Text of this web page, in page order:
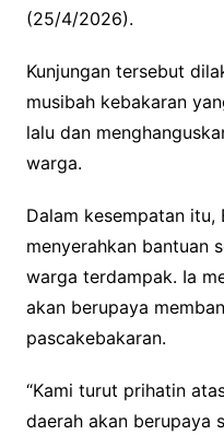
(25/4/2026).
Kunjungan tersebut
musibah kebakaran
lalu dan
warga.
Dalam kesempatan itu,
menyerahkan bantuan
warga terdampak. Ia
akan berupaya
pascakebakaran.
“Kami turut prihatin
daerah akan berupaya